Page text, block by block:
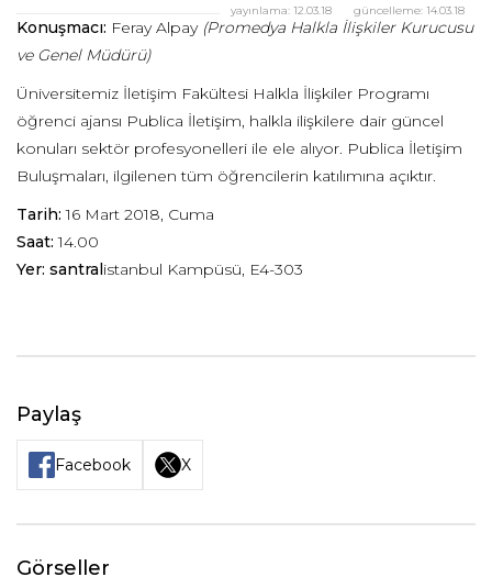
güncelleme: 14.03.18
yayınlama: 12.03.18
Konuşmacı: Feray Alpay (Promedya Halkla İlişkiler Kurucusu
ve Genel Müdürü)
Üniversitemiz İletişim Fakültesi Halkla İlişkiler Programı
öğrenci ajansı Publica İletişim, halkla ilişkilere dair güncel
konuları sektör profesyonelleri ile ele alıyor. Publica İletişim
Buluşmaları, ilgilenen tüm öğrencilerin katılımına açıktır.
Tarih: 16 Mart 2018, Cuma
Saat:14.00
Yer: santralistanbul Kampüsü, E4-303
Paylaş
Facebook X
Görseller